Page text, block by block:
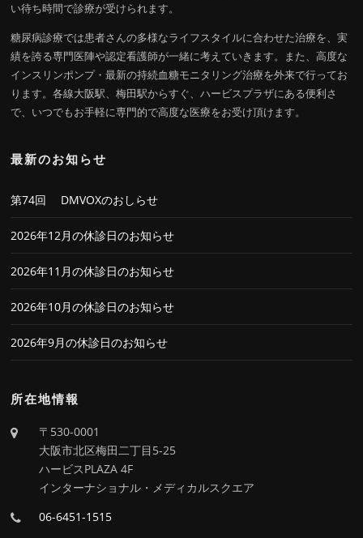
い待ち時間で診療が受けられます。
糖尿病診療では患者さんの多様なライフスタイルに合わせた治療を、実
績を誇る専門医陣や認定看護師が一緒に考えていきます。また、高度な
インスリンポンプ・最新の持続血糖モニタリング治療を外来で行ってお
ります。各線大阪駅、梅田駅からすぐ、ハービスプラザにある便利さ
で、いつでもお手軽に専門的で高度な医療をお受け頂けます。
最新のお知らせ
第74回 DMVOXのおしらせ
2026年12月の休診日のお知らせ
2026年11月の休診日のお知らせ
2026年10月の休診日のお知らせ
2026年9月の休診日のお知らせ
所在地情報
〒530-0001
大阪市北区梅田二丁目5-25
ハービスPLAZA 4F
インターナショナル・メディカルスクエア
06-6451-1515